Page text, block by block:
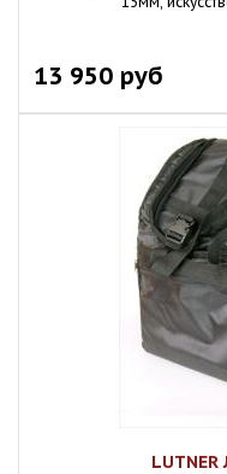
13 950 руб